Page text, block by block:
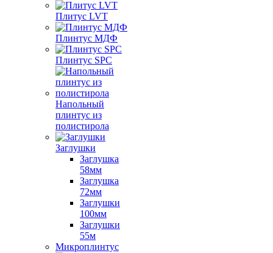
Плитус LVT
Плинтус МДФ
Плинтус SPC
Напольный
плинтус из
полистирола
Заглушки
Заглушка
58мм
Заглушка
72мм
Заглушки
100мм
Заглушки
55м
Микроплинтус